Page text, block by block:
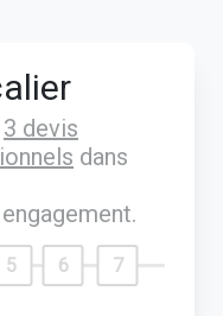
3 devis
dans
5 6 7